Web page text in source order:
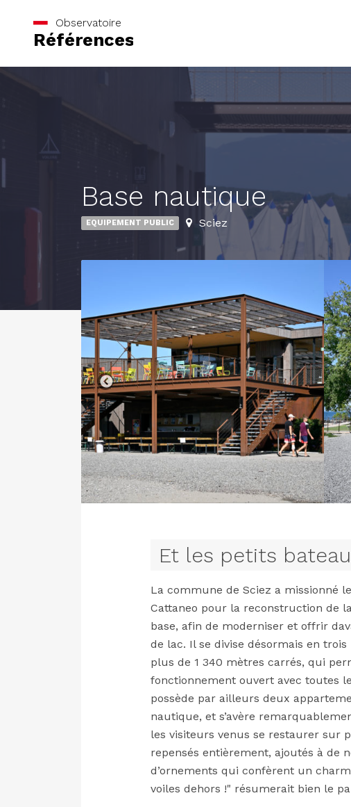
Références
Observatoire
Base nautique
EQUIPEMENT PUBLIC Sciez
Et les petits
La commune de Sciez a missionné
Cattaneo pour la reconstruction de
base, afin de moderniser et offrir
de lac. Il se divise désormais en
plus de 1 340 mètres carrés, qui
fonctionnement ouvert avec toutes
possède par ailleurs deux
nautique, et s’avère
les visiteurs venus se restaurer sur
repensés entièrement, ajoutés à de
d’ornements qui confèrent un
voiles dehors !" résumerait bien le